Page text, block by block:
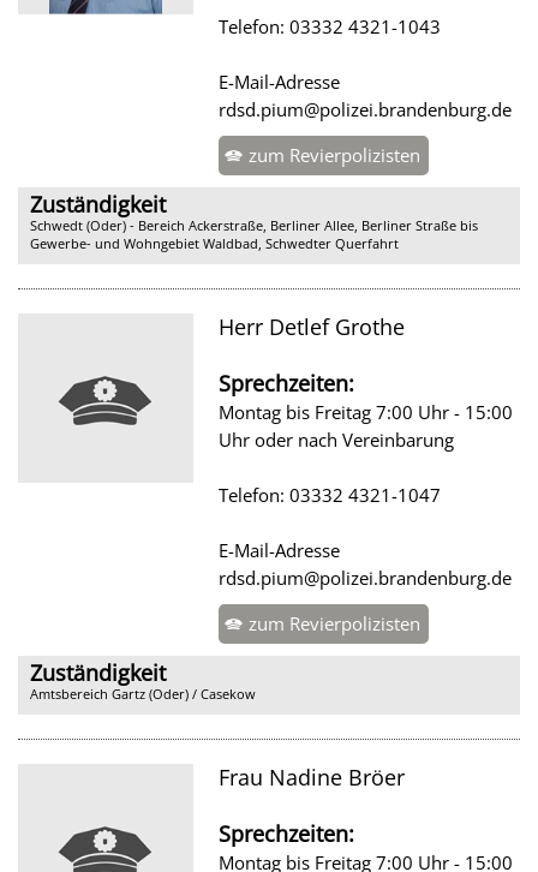
Telefon: 03332 4321-1043
E-Mail-Adresse
rdsd.pium@polizei.brandenburg.de
zum Revierpolizisten
Zuständigkeit
Schwedt (Oder) - Bereich Ackerstraße, Berliner Allee, Berliner Straße bis
Gewerbe- und Wohngebiet Waldbad, Schwedter Querfahrt
Herr Detlef Grothe
Sprechzeiten:
Montag bis Freitag 7:00 Uhr - 15:00
Uhr oder nach Vereinbarung
Telefon: 03332 4321-1047
E-Mail-Adresse
rdsd.pium@polizei.brandenburg.de
zum Revierpolizisten
Zuständigkeit
Amtsbereich Gartz (Oder) / Casekow
Frau Nadine Bröer
Sprechzeiten:
Montag bis Freitag 7:00 Uhr - 15:00